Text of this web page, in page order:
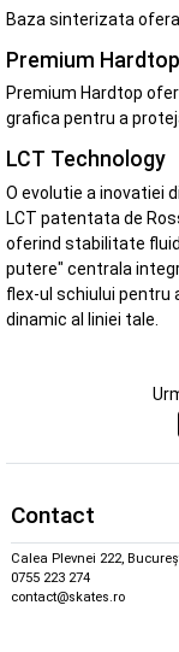
Baza sinterizata
Premium Hardtop
Premium Hardtop
grafica pentru a
LCT Technology
O evolutie a inovatiei
LCT patentata de
oferind stabilitate
putere" centrala
flex-ul schiului pentru
dinamic al liniei tale.
Contact
Calea Plevnei 222,
0755 223 274
contact@skates.ro